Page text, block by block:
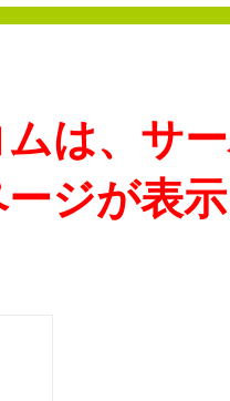
は、サ
ジが表